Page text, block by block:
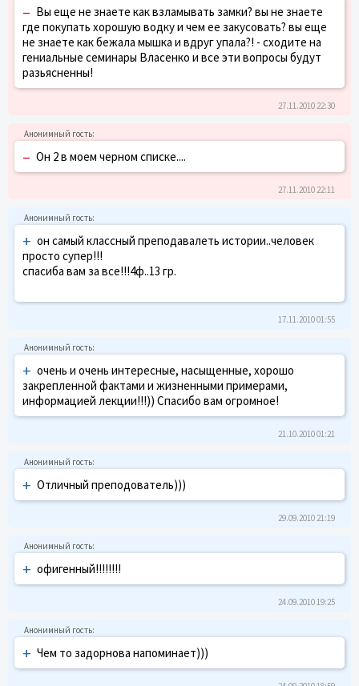
– Вы еще не знаете как взламывать замки? вы не знаете
где покупать хорошую водку и чем ее закусовать? вы еще
не знаете как бежала мышка и вдруг упала?! - сходите на
гениальные семинары Власенко и все эти вопросы будут
разьясненны!
27.11.2010 22:30
– Он 2 в моем черном списке....
27.11.2010 22:11
+ он самый классный преподавалеть истории..человек
просто супер!!!
спасиба вам за все!!!4ф..13 гр.
17.11.2010 01:55
+ очень и очень интересные, насыщенные, хорошо
закрепленной фактами и жизненными примерами,
информацией лекции!!!)) Спасибо вам огромное!
21.10.2010 01:21
+ Отличный преподователь)))
29.09.2010 21:19
+ офигенный!!!!!!!!
24.09.2010 19:25
+ Чем то задорнова напоминает)))